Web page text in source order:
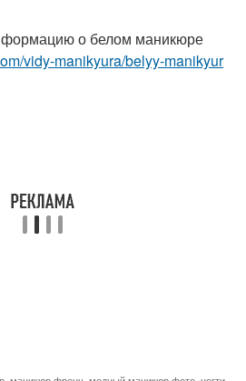
о белом маникюре
vidy-manikyura/belyy-manikyur